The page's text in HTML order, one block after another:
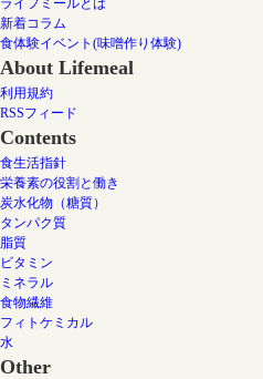
ライフミールとは
新着コラム
食体験イベント(味噌作り体験)
About Lifemeal
利用規約
RSSフィード
Contents
食生活指針
栄養素の役割と働き
炭水化物（糖質）
タンパク質
脂質
ビタミン
ミネラル
食物繊維
フィトケミカル
水
Other